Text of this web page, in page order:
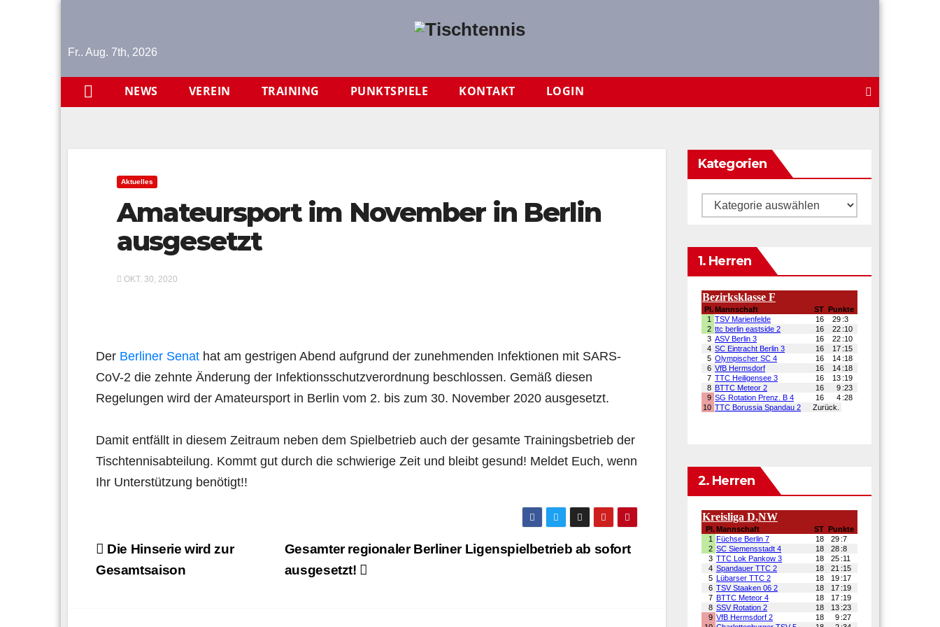
content
Fr.. Aug. 7th, 2026
NEWS VEREIN TRAINING PUNKTSPIELE KONTAKT LOGIN
Aktuelles
Amateursport im November in Berlin
ausgesetzt
OKT. 30, 2020
Der Berliner Senat hat am gestrigen Abend aufgrund der zunehmenden Infektionen mit SARS-
CoV-2 die zehnte Änderung der Infektionsschutzverordnung beschlossen. Gemäß diesen
Regelungen wird der Amateursport in Berlin vom 2. bis zum 30. November 2020 ausgesetzt.
Damit entfällt in diesem Zeitraum neben dem Spielbetrieb auch der gesamte Trainingsbetrieb der
Tischtennisabteilung. Kommt gut durch die schwierige Zeit und bleibt gesund! Meldet Euch, wenn
Ihr Unterstützung benötigt!!
BeitragsnavigationGesamter regionaler Berliner Ligenspielbetrieb ab sofort
ausgesetzt!
Die Hinserie wird zur
Gesamtsaison
Kategorien
Kategorien
1. Herren
2. Herren